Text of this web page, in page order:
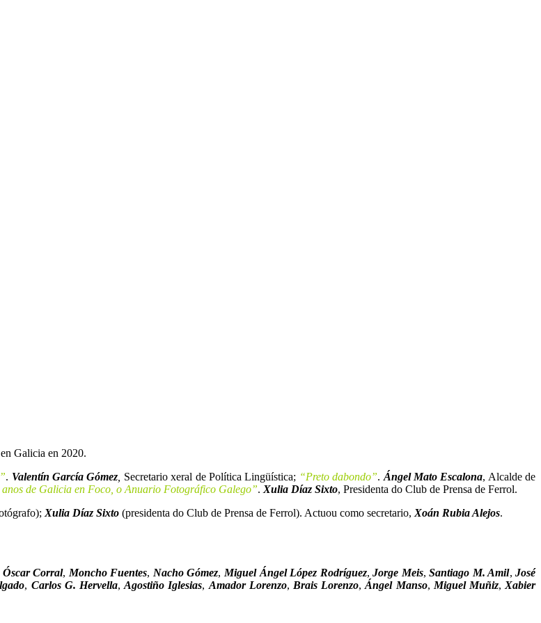
Galicia en 2020.
. Valentín García Gómez Secretario xeral de Política Lingüística; “Preto dabondo”. Ángel Mato Escalona, Alcalde de
anos de Galicia en Foco, o Anuario Fotográfico Galego”. Xulia Díaz Sixto, Presidenta do Club de Prensa de Ferrol.
Xulia Díaz Sixto (presidenta do Club de Prensa de Ferrol). Actuou como secretario, Xoán Rubia Alejos.
Óscar Corral, Moncho Fuentes, Nacho Gómez, Miguel Ángel López Rodríguez,Jorge Meis,Santiago M. Amil,José
, Carlos G. Hervella,Agostiño Iglesias, Amador Lorenzo, Brais Lorenzo,Ángel Manso, Miguel Muñiz, Xabier